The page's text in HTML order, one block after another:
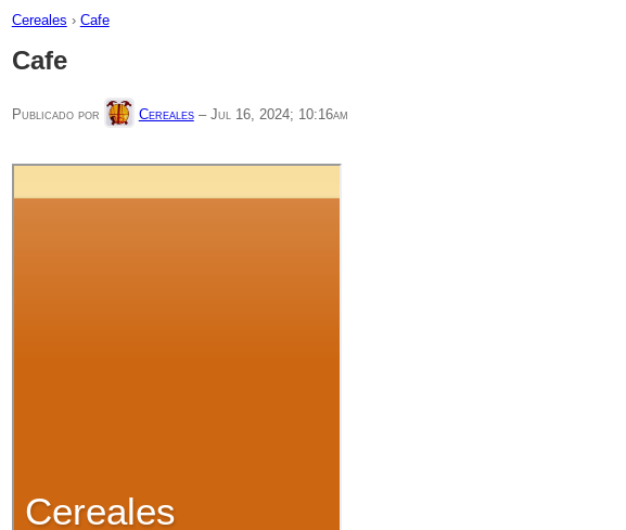
Cereales › Cafe
Cafe
Publicado por Cereales– Jul 16, 2024; 10:16am